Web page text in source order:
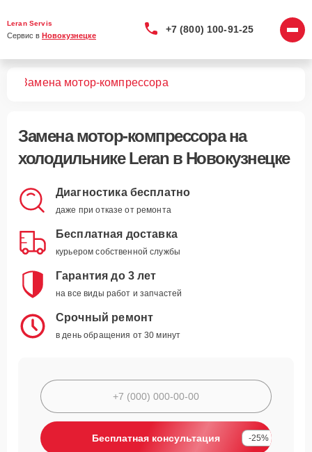
Leran Servis
Сервис в Новокузнецке
+7 (800) 100-91-25
Замена мотор-компрессора
Замена мотор-компрессорана
холодильнике Leran в Новокузнецке
Диагностика бесплатно
даже при отказе от ремонта
Бесплатная доставка
курьером собственной службы
Гарантия до 3 лет
на все виды работ и запчастей
Срочный ремонт
в день обращения от 30 минут
Бесплатная консультация -25%